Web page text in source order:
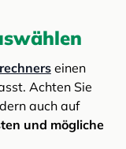
einen
Achten Sie
auch auf
und mögliche